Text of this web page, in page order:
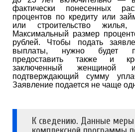
фактически понесенных
процентов по кредиту или
или строительство жилья,
Максимальный размер
рублей. Чтобы подать
выплаты, нужно будет
предоставить также и
заключенный
подтверждающий сумму
Заявление подается не чаще
К сведению. Данные меры